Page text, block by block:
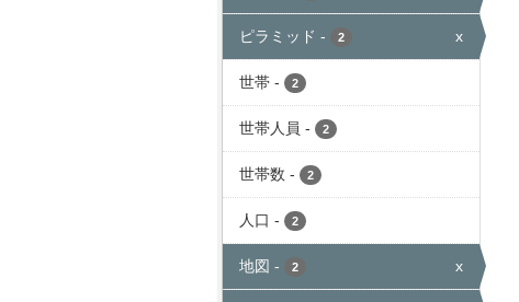
ピラミッド - 2 x
世帯 - 2
世帯人員 - 2
世帯数 - 2
人口 - 2
地図 - 2 x